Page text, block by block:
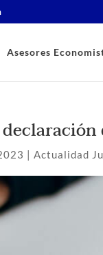
Asesores
|Actualidad